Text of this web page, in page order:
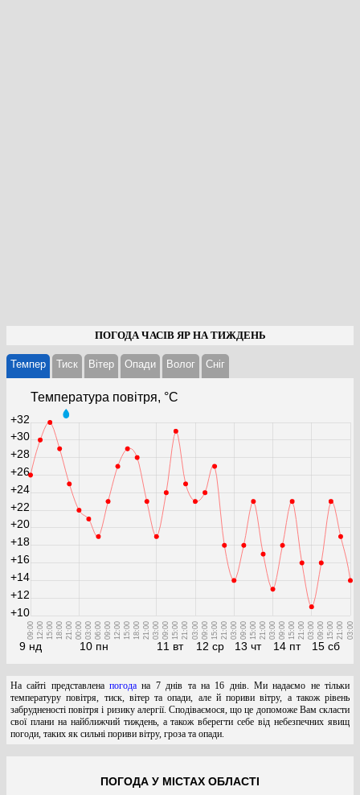
ПОГОДА ЧАСІВ ЯР НА ТИЖДЕНЬ
Темпер Тиск Вітер Опади Волог Cніг
Температура повітря, °С
9 нд
09:00 12:00 15:00 18:00 21:00
10 пн
00:00 03:00 06:00 09:00 12:00 15:00 18:00 21:00
11 вт
03:00 09:00 15:00 21:00
12 ср
03:00 09:00 15:00 21:00
13 чт
03:00 09:00 15:00 21:00
14 пт
03:00 09:00 15:00 21:00
15 сб
03:00 09:00 15:00 21:00 03:00
+10
+12
+14
+16
+18
+20
+22
+24
+26
+28
+30
+32
На сайті представленапогода на 7 днів та на 16 днів. Ми надаємо не тільки
температуру повітря, тиск, вітер та опади, але й пориви вітру, а також рівень
забрудненості повітря і ризику алергії. Сподіваємося, що це допоможе Вам скласти
свої плани на найближчий тиждень, а також вберегти себе від небезпечних явищ
погоди, таких як сильні пориви вітру, гроза та опади.
ПОГОДА У МІСТАХ ОБЛАСТІ